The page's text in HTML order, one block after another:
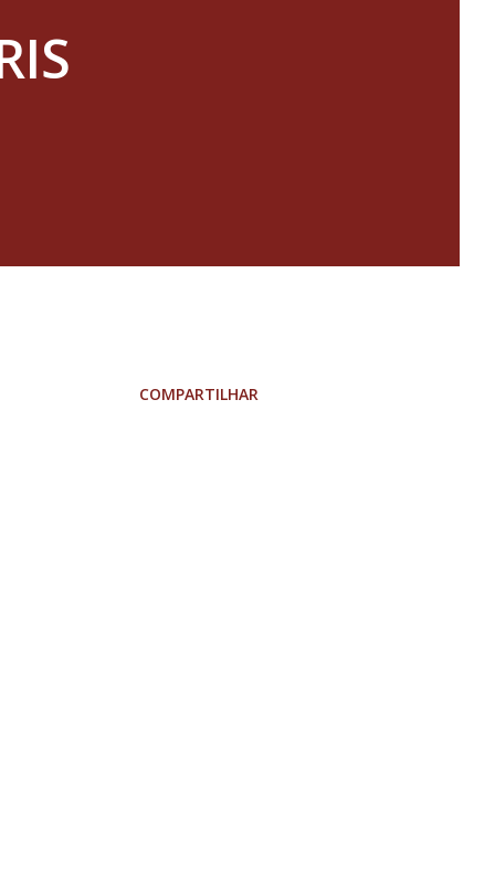
COMPARTILHAR